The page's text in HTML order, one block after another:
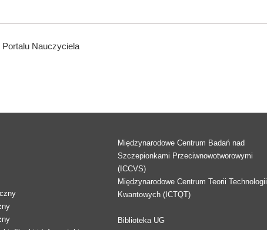
Nauczyciela
Międzynarodowe Centrum Badań nad
Szczepionkami Przeciwnowotworowymi
(ICCVS)
Międzynarodowe Centrum Teorii Technologii
Kwantowych (ICTQT)
Biblioteka UG